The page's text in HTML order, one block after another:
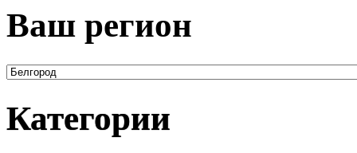
Ваш регион
Категории